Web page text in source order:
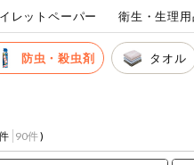
レットペーパー 衛生・生理用
防虫・殺虫剤 タオル
90件)